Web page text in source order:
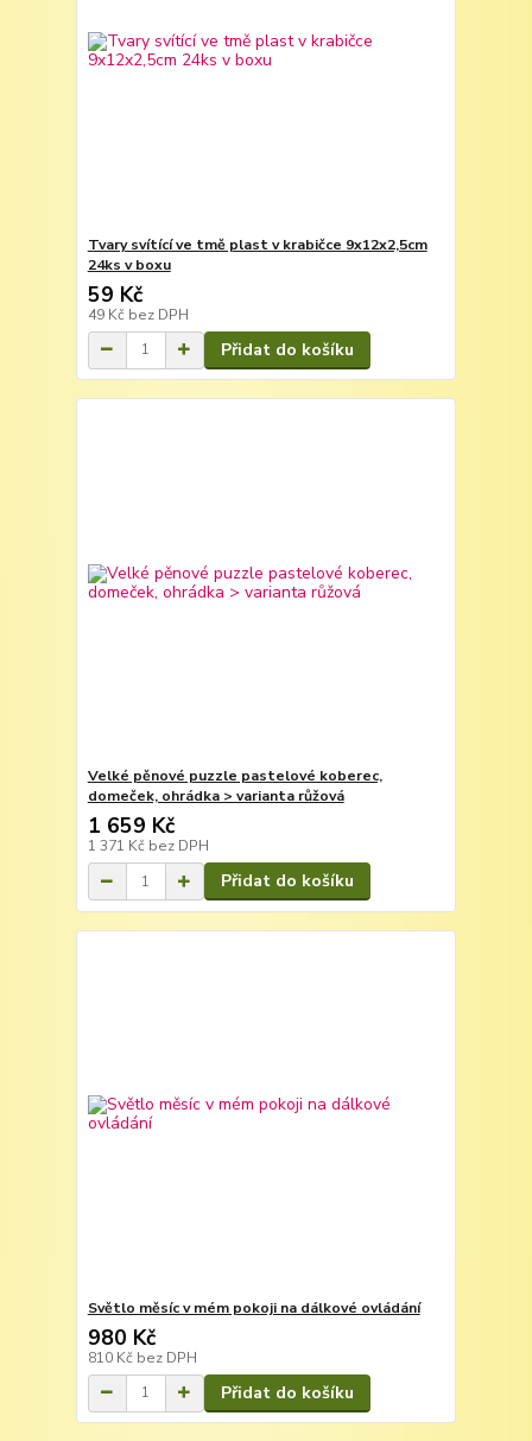
Tvary svítící ve tmě plast v krabičce 9x12x2,5cm
24ks v boxu
59 Kč
49 Kč bez DPH
Přidat do košíku
Velké pěnové puzzle pastelové koberec,
domeček, ohrádka > varianta růžová
1 659 Kč
1 371 Kč bez DPH
Přidat do košíku
Světlo měsíc v mém pokoji na dálkové ovládání
980 Kč
810 Kč bez DPH
Přidat do košíku